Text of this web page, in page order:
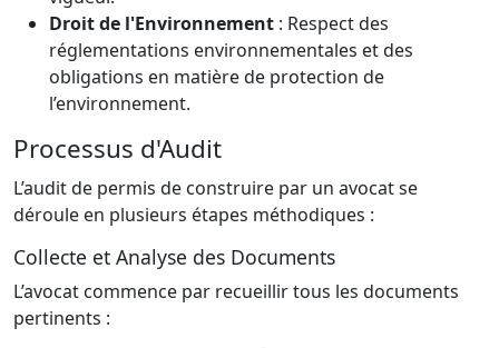
Droit de l'Environnement : Respect des
réglementations environnementales et des
obligations en matière de protection de
l’environnement.
Processus d'Audit
L’audit de permis de construire par un avocat se
déroule en plusieurs étapes méthodiques :
Collecte et Analyse des Documents
L’avocat commence par recueillir tous les documents
pertinents :